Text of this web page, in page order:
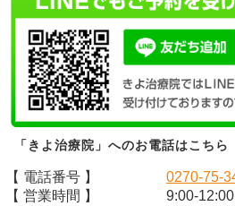
「きよ治療院」へのお電話はこちら
【 電話番号 】
0270-75-
【 営業時間 】
9:00-